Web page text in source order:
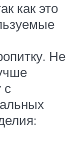
как это
Не
с